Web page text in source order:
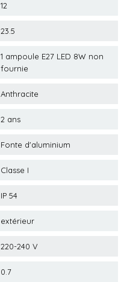
12
23.5
1 ampoule E27 LED 8W non
fournie
Anthracite
2 ans
Fonte d'aluminium
Classe I
IP 54
extérieur
220-240 V
0.7